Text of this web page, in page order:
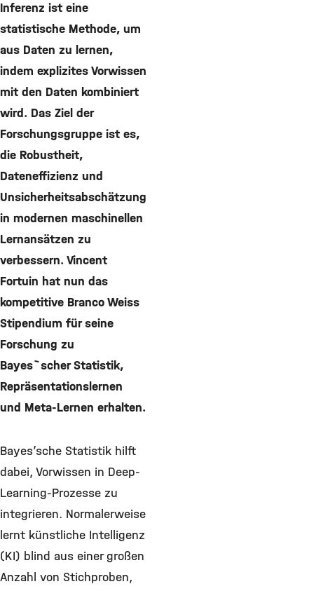
Inferenz ist eine
statistische Methode, um
aus Daten zu lernen,
indem explizites Vorwissen
mit den Daten kombiniert
wird. Das Ziel der
Forschungsgruppe ist es,
die Robustheit,
Dateneffizienz und
Unsicherheitsabschätzung
in modernen maschinellen
Lernansätzen zu
verbessern. Vincent
Fortuin hat nun das
kompetitive Branco Weiss
Stipendium für seine
Forschung zu
Bayes`scher Statistik,
Repräsentationslernen
und Meta-Lernen erhalten.
Bayes’sche Statistik hilft
dabei, Vorwissen in Deep-
Learning-Prozesse zu
integrieren. Normalerweise
lernt künstliche Intelligenz
(KI) blind aus einer großen
Anzahl von Stichproben,